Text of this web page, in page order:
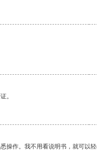
。
操作。我不用看说明书，就可以轻